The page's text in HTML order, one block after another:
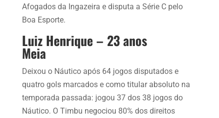
Afogados da Ingazeira e disputa a Série C pelo
Boa Esporte.
Luiz Henrique – 23 anos
Meia
Deixou o Náutico após 64 jogos disputados e
quatro gols marcados e como titular absoluto na
temporada passada: jogou 37 dos 38 jogos do
Náutico. O Timbu negociou 80% dos direitos